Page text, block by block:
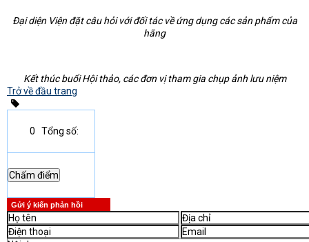
Đại diện Viện đặt câu hỏi với đối tác về ứng dụng các sản phẩm của
hãng
Kết thúc buổi Hội thảo, các đơn vị tham gia chụp ảnh lưu niệm
Trở về đầu trang
0 Tổng số:
Gửi ý kiến phản hồi